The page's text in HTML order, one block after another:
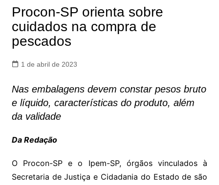
Procon-SP orienta sobre
cuidados na compra de
pescados
1 de abril de 2023
Nas embalagens devem constar pesos bruto
e líquido, características do produto, além
da validade
Da Redação
O Procon-SP e o Ipem-SP, órgãos vinculados à
Secretaria de Justiça e Cidadania do Estado de são